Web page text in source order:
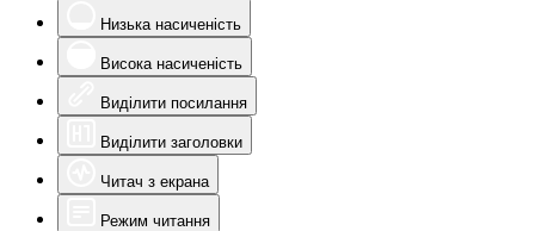
Низька насиченість
Висока насиченість
Виділити посилання
Виділити заголовки
Читач з екрана
Режим читання